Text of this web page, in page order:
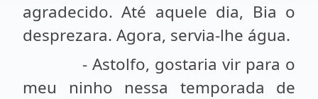
agradecido. Até aquele dia, Bia o
desprezara. Agora, servia-lhe água.
- Astolfo, gostaria vir para o
meu ninho nessa temporada de